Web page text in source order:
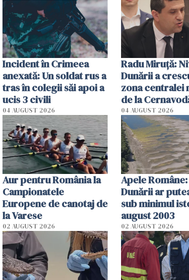
Incident în Crimeea
anexată: Un soldat rus a
tras în colegii săi apoi a
ucis 3 civili
04 AUGUST 2026
Radu Miruţă:
Dunării a
zona centralei
de la
cm faţă de
04 AUGUST 2026
Aur pentru România la
Campionatele
Europene de canotaj de
la Varese
02 AUGUST 2026
Apele
Dunării ar
sub minimul
august 2003
02 AUGUST 2026